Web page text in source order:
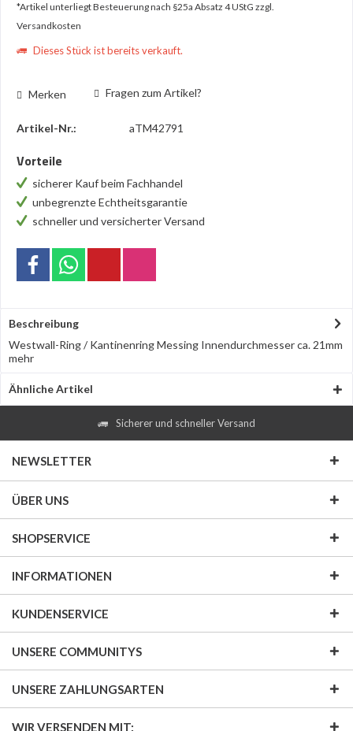
*Artikel unterliegt Besteuerung nach §25a Absatz 4 UStG zzgl.
Versandkosten
Dieses Stück ist bereits verkauft.
Merken Fragen zum Artikel?
Artikel-Nr.: aTM42791
Vorteile
sicherer Kauf beim Fachhandel
unbegrenzte Echtheitsgarantie
schneller und versicherter Versand
Beschreibung
Westwall-Ring / Kantinenring Messing Innendurchmesser ca. 21mm
mehr
Ähnliche Artikel
Sicherer und schneller Versand
NEWSLETTER
ÜBER UNS
SHOPSERVICE
INFORMATIONEN
KUNDENSERVICE
UNSERE COMMUNITYS
UNSERE ZAHLUNGSARTEN
WIR VERSENDEN MIT: